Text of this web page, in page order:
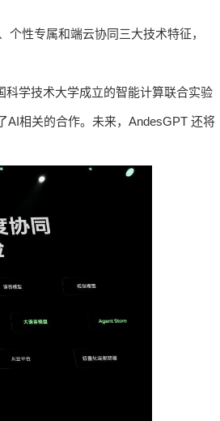
性专属和端云协同三大技术特征，
学技术大学成立的智能计算联合实验
AI相关的合作。未来，AndesGPT 还将